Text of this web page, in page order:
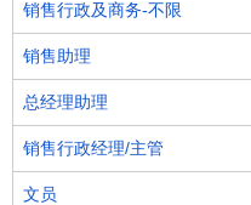
销售行政及商务-不限
销售助理
总经理助理
销售行政经理/主管
文员